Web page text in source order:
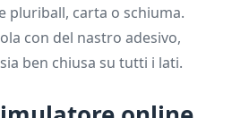
pluriball, carta o schiuma.
con del nastro adesivo,
ben chiusa su tutti i lati.